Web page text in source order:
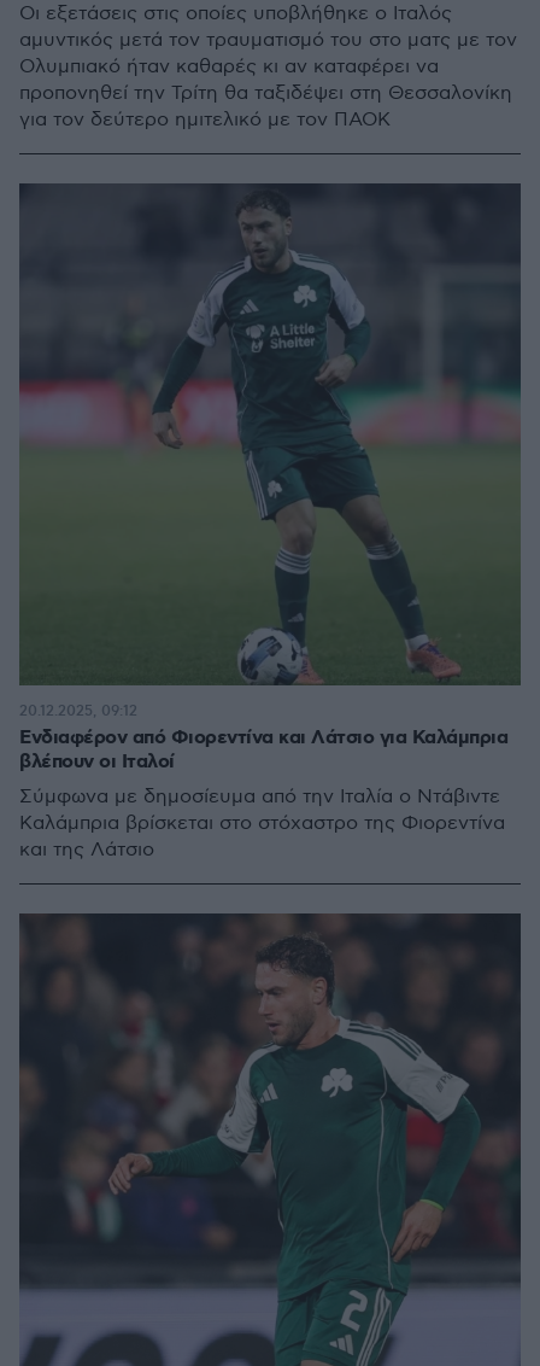
Οι εξετάσεις στις οποίες υποβλήθηκε ο Ιταλός
αμυντικός μετά τον τραυματισμό του στο ματς με τον
Ολυμπιακό ήταν καθαρές κι αν καταφέρει να
προπονηθεί την Τρίτη θα ταξιδέψει στη Θεσσαλονίκη
για τον δεύτερο ημιτελικό με τον ΠΑΟΚ
Ενδιαφέρον από Φιορεντίνα και Λάτσιο για Καλάμπρια
βλέπουν οι Ιταλοί
Σύμφωνα με δημοσίευμα από την Ιταλία ο Ντάβιντε
Καλάμπρια βρίσκεται στο στόχαστρο της Φιορεντίνα
και της Λάτσιο
20.12.2025, 09:12